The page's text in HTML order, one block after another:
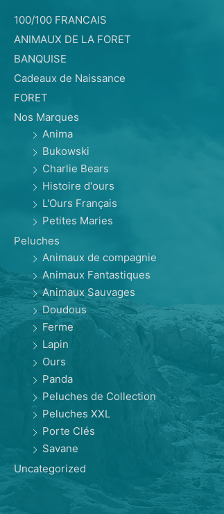
100/100 FRANCAIS
ANIMAUX DE LA FORET
BANQUISE
Cadeaux de Naissance
FORET
Nos Marques
Anima
Bukowski
Charlie Bears
Histoire d'ours
L'Ours Français
Petites Maries
Peluches
Animaux de compagnie
Animaux Fantastiques
Animaux Sauvages
Doudous
Ferme
Lapin
Ours
Panda
Peluches de Collection
Peluches XXL
Porte Clés
Savane
Uncategorized